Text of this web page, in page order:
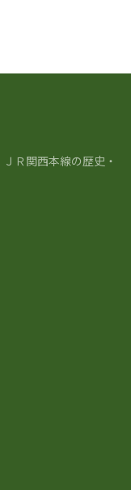
Ｒ関西本線の歴史・